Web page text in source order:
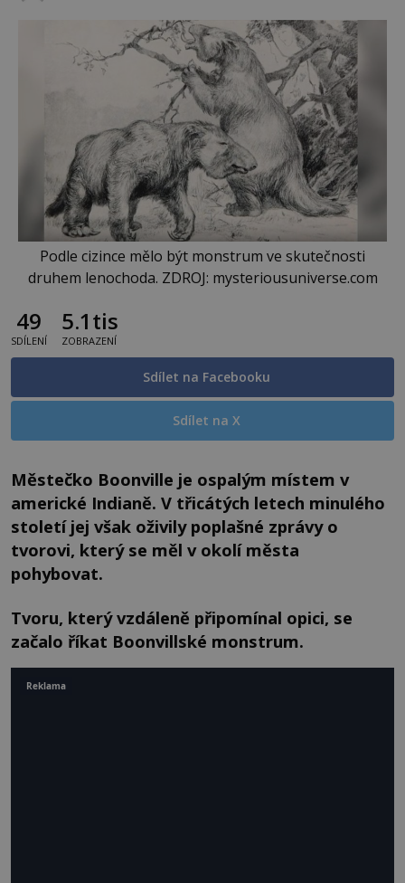
Podle cizince mělo být monstrum ve skutečnosti
druhem lenochoda. ZDROJ: mysteriousuniverse.com
49
SDÍLENÍ
5.1tis
ZOBRAZENÍ
Sdílet na Facebooku
Sdílet na X
Městečko Boonville je ospalým místem v
americké Indianě. V třicátých letech minulého
století jej však oživily poplašné zprávy o
tvorovi, který se měl v okolí města
pohybovat.
Tvoru, který vzdáleně připomínal opici, se
začalo říkat Boonvillské monstrum.
Reklama